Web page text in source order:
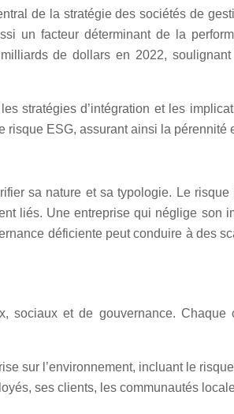
de la stratégie des sociétés de
un facteur déterminant de la
de dollars en 2022,
stratégies d’intégration et les
ESG, assurant ainsi la
sa nature et sa typologie. Le
liés. Une entreprise qui néglige son
déficiente peut conduire à des
et de gouvernance.
sur l’environnement, incluant le
ses clients, les communautés